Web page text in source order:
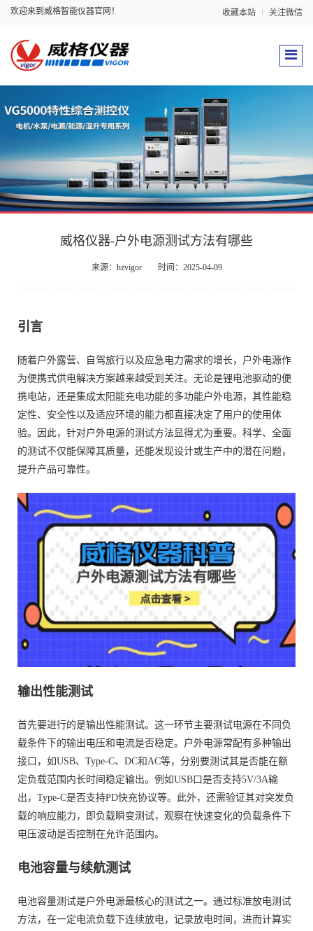
欢迎来到威格智能仪器官网！ 收藏本站 关注微信
威格仪器-户外电源测试方法有哪些
来源：hzvigor 时间：2025-04-09
引言
随着户外露营、自驾旅行以及应急电力需求的增长，户外电源作
为便携式供电解决方案越来越受到关注。无论是锂电池驱动的便
携电站，还是集成太阳能充电功能的多功能户外电源，其性能稳
定性、安全性以及适应环境的能力都直接决定了用户的使用体
验。因此，针对户外电源的测试方法显得尤为重要。科学、全面
的测试不仅能保障其质量，还能发现设计或生产中的潜在问题，
提升产品可靠性。
输出性能测试
首先要进行的是输出性能测试。这一环节主要测试电源在不同负
载条件下的输出电压和电流是否稳定。户外电源常配有多种输出
接口，如USB、Type-C、DC和AC等，分别要测试其是否能在额
定负载范围内长时间稳定输出。例如USB口是否支持5V/3A输
出，Type-C是否支持PD快充协议等。此外，还需验证其对突发负
载的响应能力，即负载瞬变测试，观察在快速变化的负载条件下
电压波动是否控制在允许范围内。
电池容量与续航测试
电池容量测试是户外电源最核心的测试之一。通过标准放电测试
方法，在一定电流负载下连续放电，记录放电时间，进而计算实